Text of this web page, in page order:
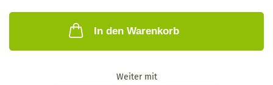
In den Warenkorb
Weiter mit